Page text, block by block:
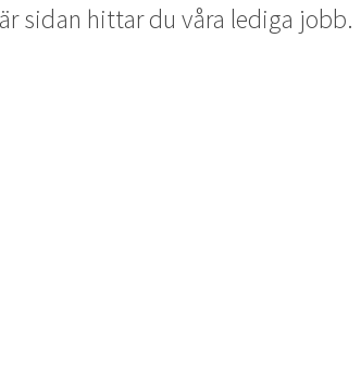
sidan hittar du våra lediga jobb.